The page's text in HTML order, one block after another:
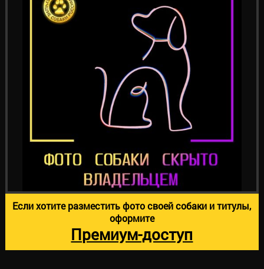
Если хотите разместить фото своей собаки и титулы,
оформите
Премиум-доступ